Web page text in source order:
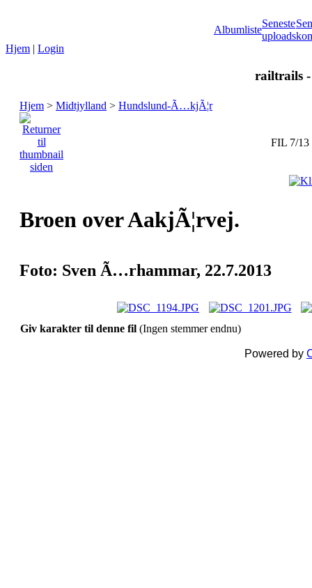
Albumliste
Seneste
uploads
Hjem | Login
railtrails
Hjem > Midtjylland > Hundslund-Ã…kjÃ¦r
FIL 7/13
Broen over AakjÃ¦rvej.
Foto: Sven Ã…rhammar, 22.7.2013
Giv karakter til denne fil (Ingen stemmer endnu)
Powered by